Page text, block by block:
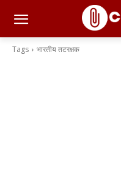
Tags भारतीय तटरक्षक